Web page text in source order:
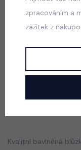
Popis
Kvalitní bavlněná
zpracováním a
zážitek z